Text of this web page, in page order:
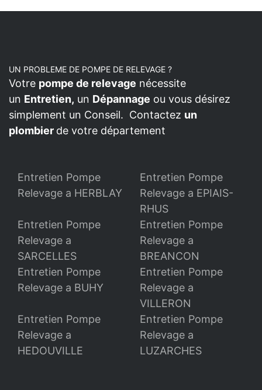
UN PROBLEME DE POMPE DE RELEVAGE ?
Votre pompe de relevage nécessite
un Entretien, un Dépannage ou vous désirez
simplement un Conseil. Contactez un
plombier de votre département
Entretien Pompe
Relevage a HERBLAY
Entretien Pompe
Relevage a EPIAIS-
RHUS
Entretien Pompe
Relevage a
SARCELLES
Entretien Pompe
Relevage a
BREANCON
Entretien Pompe
Relevage a BUHY
Entretien Pompe
Relevage a
VILLERON
Entretien Pompe
Relevage a
HEDOUVILLE
Entretien Pompe
Relevage a
LUZARCHES